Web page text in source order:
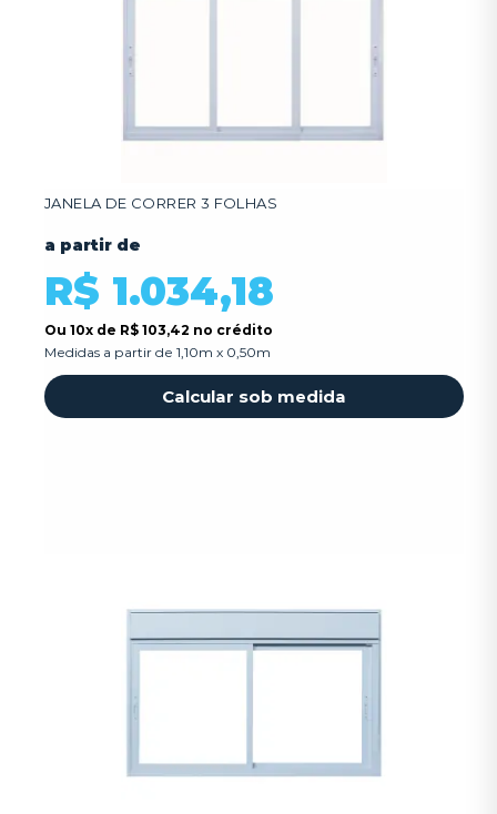
JANELA DE CORRER 3 FOLHAS
a partir de
R$ 1.034,18
Ou 10x de R$ 103,42 no crédito
Medidas a partir de 1,10m x 0,50m
Calcular sob medida